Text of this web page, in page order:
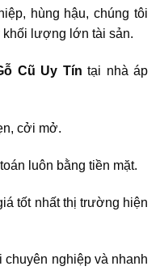
hùng hậu, chúng tôi
khối lượng lớn tài sản.
Cũ Uy Tín tại nhà áp
cởi mở.
luôn bằng tiền mặt.
tốt nhất thị trường hiện
chuyên nghiệp và nhanh